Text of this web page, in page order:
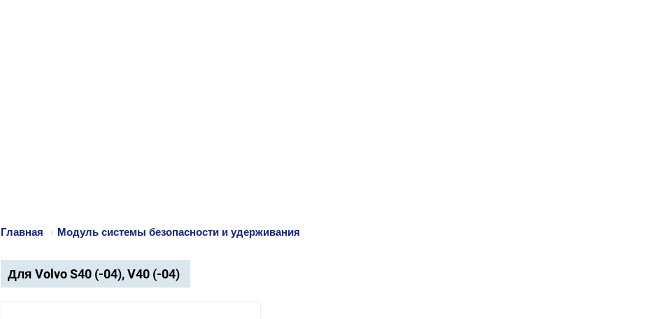
Главная › Модуль системы безопасности и удерживания
Для Volvo S40 (-04), V40 (-04)